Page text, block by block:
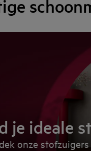
je ideale
onze